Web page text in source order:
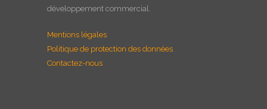
développement commercial.
Mentions légales
Politique de protection des données
Contactez-nous